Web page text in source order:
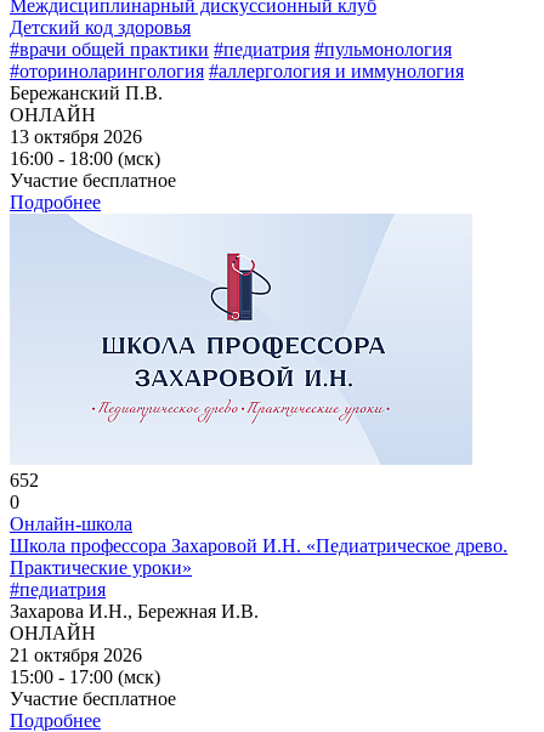
Междисциплинарный дискуссионный клуб
Детский код здоровья
#врачи общей практики #педиатрия #пульмонология
#оториноларингология #аллергология и иммунология
Бережанский П.В.
ОНЛАЙН
13 октября 2026
16:00 - 18:00 (мск)
Участие бесплатное
Подробнее
652
0
Онлайн-школа
Школа профессора Захаровой И.Н. «Педиатрическое древо.
Практические уроки»
#педиатрия
Захарова И.Н., Бережная И.В.
ОНЛАЙН
21 октября 2026
15:00 - 17:00 (мск)
Участие бесплатное
Подробнее